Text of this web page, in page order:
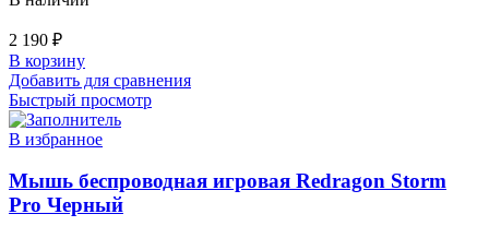
2 190 ₽
В корзину
Добавить для сравнения
Быстрый просмотр
В избранное
Мышь беспроводная игровая Redragon Storm
Pro Черный